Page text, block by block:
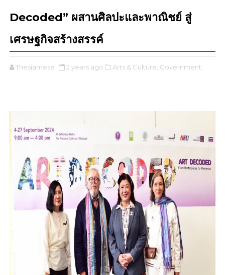
Decoded” ผสานศิลปะและพาณิชย์ สู่
เศรษฐกิจสร้างสรรค์
Thesiamese 2 years ago Arts & Culture, Government,